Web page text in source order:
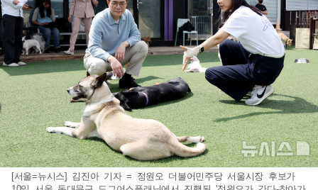
[서울=뉴시스] 김진아 기자 = 정원오 더불어민주당 서울시장 후보가